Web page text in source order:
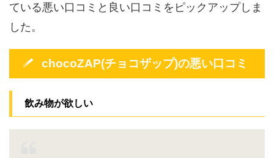
ている悪い口コミと良い口コミをピックアップしま
した。
chocoZAP(チョコザップ)の悪い口コミ
飲み物が欲しい